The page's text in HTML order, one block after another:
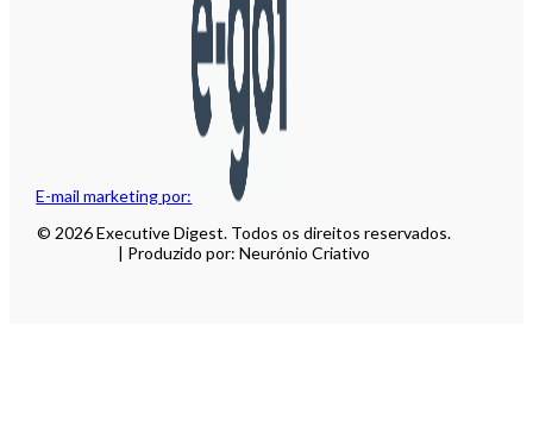
E-mail marketing por:
© 2026 Executive Digest. Todos os direitos reservados.
| Produzido por: Neurónio Criativo